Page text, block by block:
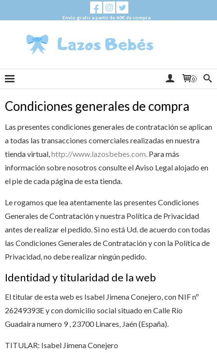
Envio gratis a partir de 60€ de compra
0
Condiciones generales de compra
Las presentes condiciones generales de contratación se aplican
a todas las transacciones comerciales realizadas en nuestra
tienda virtual,http://www.lazosbebes.com. Para más
información sobre nosotros consulte el Aviso Legal alojado en
el pie de cada página de esta tienda.
Le rogamos que lea atentamente las presentes Condiciones
Generales de Contratación y nuestra Política de Privacidad
antes de realizar el pedido. Si no está Ud. de acuerdo con todas
las Condiciones Generales de Contratación y con la Política de
Privacidad, no debe realizar ningún pedido.
Identidad y titularidad de la web
El titular de esta web es Isabel Jimena Conejero, con NIF nº
26249393E y con domicilio social situado en Calle Río
Guadaira numero 9 , 23700 Linares, Jaén (España).
TITULAR: Isabel Jimena Conejero